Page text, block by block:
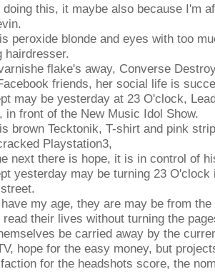
doing this, it maybe also because I'm
peroxide blonde and eyes with too
hairdresser.
flake's away, Converse
friends, her social life is
may be yesterday at 23 O'clock,
in front of the New Music Idol Show.
brown Tecktonik, T-shirt and pink
Playstation3,
next there is hope, it is in control of
yesterday may be turning 23
my age, they are may be from
read their lives without turning the
be carried away by the
hope for the easy money, but
for the headshots score, the